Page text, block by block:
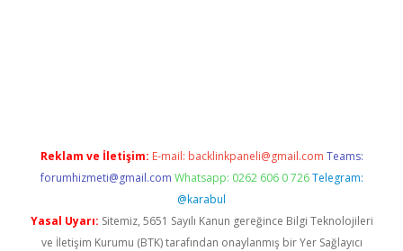
Reklam ve İletişim: E-mail: backlinkpaneli@gmail.com Teams:
forumhizmeti@gmail.com Whatsapp: 0262 606 0 726 Telegram:
@karabul
Yasal Uyarı: Sitemiz, 5651 Sayılı Kanun gereğince Bilgi Teknolojileri
ve İletişim Kurumu (BTK) tarafından onaylanmış bir Yer Sağlayıcı